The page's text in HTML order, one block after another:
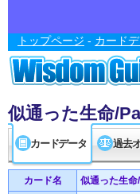
トップページ - カード
似通った生命/
カードデータ 過去
カード名 似通った生